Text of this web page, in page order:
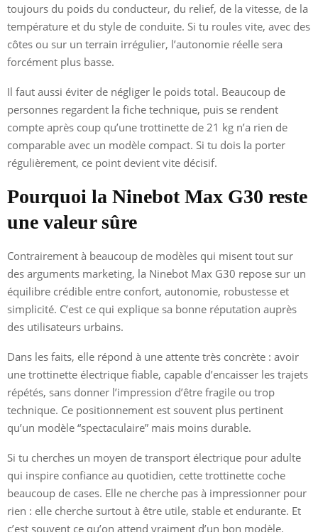
toujours du poids du conducteur, du relief, de la vitesse, de la
température et du style de conduite. Si tu roules vite, avec des
côtes ou sur un terrain irrégulier, l’autonomie réelle sera
forcément plus basse.
Il faut aussi éviter de négliger le poids total. Beaucoup de
personnes regardent la fiche technique, puis se rendent
compte après coup qu’une trottinette de 21 kg n’a rien de
comparable avec un modèle compact. Si tu dois la porter
régulièrement, ce point devient vite décisif.
Pourquoi la Ninebot Max G30 reste
une valeur sûre
Contrairement à beaucoup de modèles qui misent tout sur
des arguments marketing, la Ninebot Max G30 repose sur un
équilibre crédible entre confort, autonomie, robustesse et
simplicité. C’est ce qui explique sa bonne réputation auprès
des utilisateurs urbains.
Dans les faits, elle répond à une attente très concrète : avoir
une trottinette électrique fiable, capable d’encaisser les trajets
répétés, sans donner l’impression d’être fragile ou trop
technique. Ce positionnement est souvent plus pertinent
qu’un modèle “spectaculaire” mais moins durable.
Si tu cherches un moyen de transport électrique pour adulte
qui inspire confiance au quotidien, cette trottinette coche
beaucoup de cases. Elle ne cherche pas à impressionner pour
rien : elle cherche surtout à être utile, stable et endurante. Et
c’est souvent ce qu’on attend vraiment d’un bon modèle.